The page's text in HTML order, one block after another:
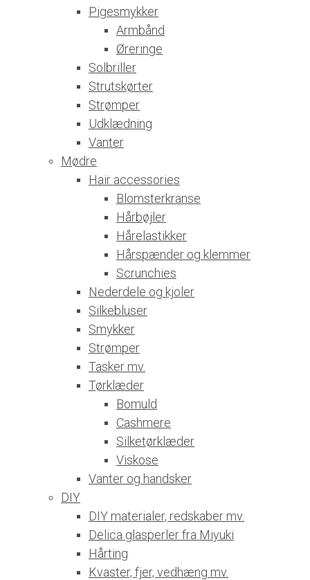
Pigesmykker
Armbånd
Øreringe
Solbriller
Strutskørter
Strømper
Udklædning
Vanter
Mødre
Hair accessories
Blomsterkranse
Hårbøjler
Hårelastikker
Hårspænder og klemmer
Scrunchies
Nederdele og kjoler
Silkebluser
Smykker
Strømper
Tasker mv.
Tørklæder
Bomuld
Cashmere
Silketørklæder
Viskose
Vanter og handsker
DIY
DIY materialer, redskaber mv.
Delica glasperler fra Miyuki
Hårting
Kvaster, fjer, vedhæng mv.